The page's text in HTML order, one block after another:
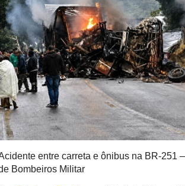
entre carreta e ônibus na BR-251
Bombeiros Militar